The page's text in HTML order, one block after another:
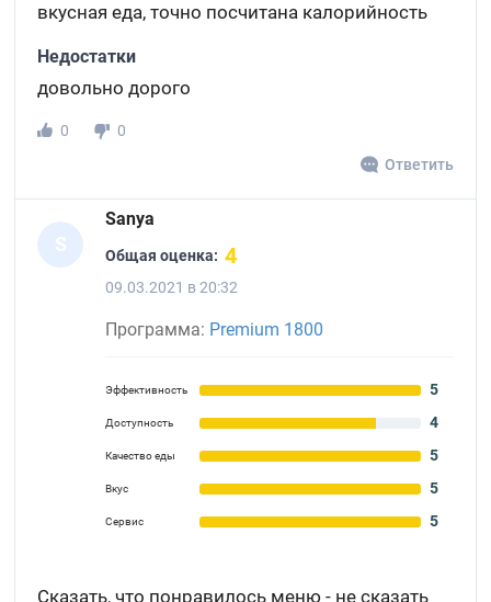
вкусная еда, точно посчитана калорийность
Недостатки
довольно дорого
0
0
Ответить
S
Sanya
Общая оценка: 4
09.03.2021 в 20:32
Программа: Premium 1800
Эффективность 5
Доступность 4
Качество еды 5
Вкус 5
Сервис 5
Сказать, что понравилось меню - не сказать